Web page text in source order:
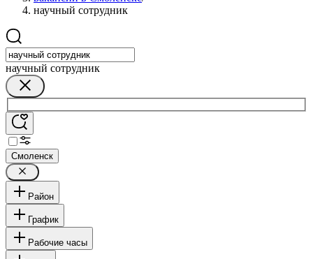
научный сотрудник
научный сотрудник
Смоленск
Район
График
Рабочие часы